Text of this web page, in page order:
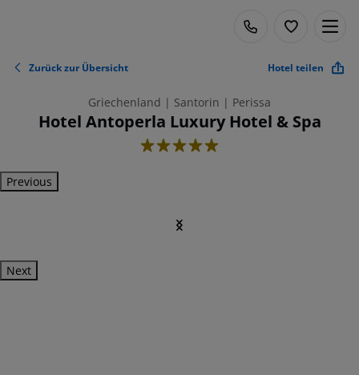
Zurück zur Übersicht Hotel teilen
Griechenland | Santorin | Perissa
Hotel Antoperla Luxury Hotel & Spa
5
Previous
Next